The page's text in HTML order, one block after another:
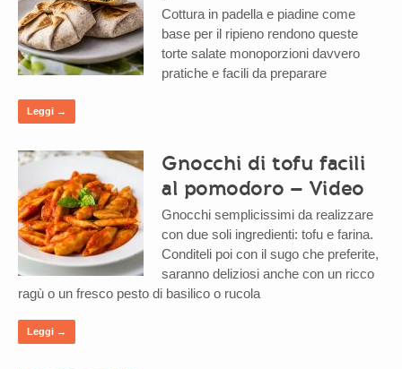
Cottura in padella e piadine come
base per il ripieno rendono queste
torte salate monoporzioni davvero
pratiche e facili da preparare
Leggi →
Gnocchi di tofu facili
al pomodoro – Video
Gnocchi semplicissimi da realizzare
con due soli ingredienti: tofu e farina.
Conditeli poi con il sugo che preferite,
saranno deliziosi anche con un ricco
ragù o un fresco pesto di basilico o rucola
Leggi →